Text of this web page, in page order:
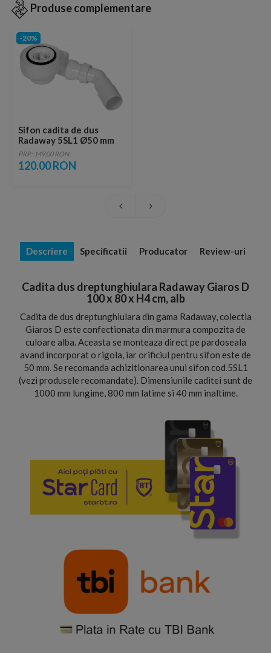
Produse complementare
-20%
Sifon cadita de dus
Radaway 5SL1 Ø50 mm
PRP: 149.00 RON
120.00 RON
Descriere Specificatii Producator Review-uri
Cadita dus dreptunghiulara Radaway Giaros D
100 x 80 x H4 cm, alb
Cadita de dus dreptunghiulara din gama Radaway, colectia
Giaros D este confectionata din marmura compozita de
culoare alba. Aceasta se monteaza direct pe pardoseala
avand incorporat o rigola, iar orificiul pentru sifon este de
50 mm. Se recomanda achizitionarea unui sifon cod.5SL1
(vezi produsele recomandate). Dimensiunile caditei sunt de
1000 mm lungime, 800 mm latime si 40 mm inaltime.